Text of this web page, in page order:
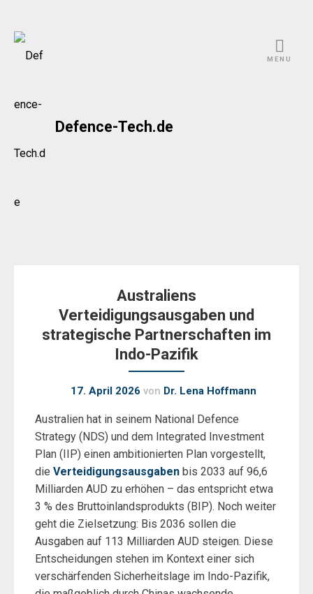
Skip
Defence-Tech.de
MENU
Australiens
Verteidigungsausgaben und
strategische Partnerschaften im
Indo-Pazifik
17. April 2026 von Dr. Lena Hoffmann
Australien hat in seinem National Defence
Strategy (NDS) und dem Integrated Investment
Plan (IIP) einen ambitionierten Plan vorgestellt,
die Verteidigungsausgaben bis 2033 auf 96,6
Milliarden AUD zu erhöhen – das entspricht etwa
3 % des Bruttoinlandsprodukts (BIP). Noch weiter
geht die Zielsetzung: Bis 2036 sollen die
Ausgaben auf 113 Milliarden AUD steigen. Diese
Entscheidungen stehen im Kontext einer sich
verschärfenden Sicherheitslage im Indo-Pazifik,